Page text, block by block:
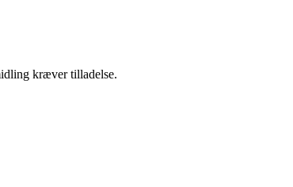
kræver tilladelse.